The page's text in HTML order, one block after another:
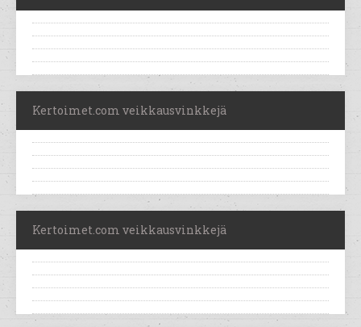
Kertoimet.com veikkausvinkkejä
Kertoimet.com veikkausvinkkejä